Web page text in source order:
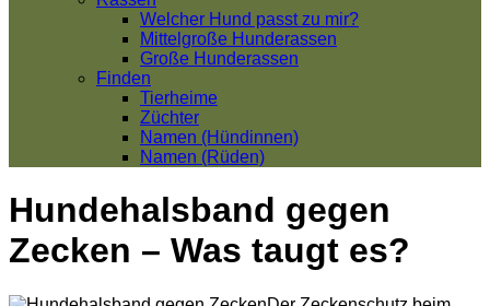
Welcher Hund passt zu mir?
Mittelgroße Hunderassen
Große Hunderassen
Finden
Tierheime
Züchter
Namen (Hündinnen)
Namen (Rüden)
Hundehalsband gegen
Zecken – Was taugt es?